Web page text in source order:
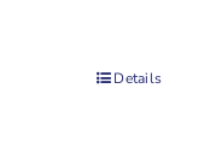
Details